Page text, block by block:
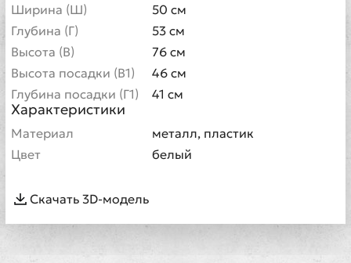
Ширина (Ш)
50 см
Глубина (Г)
53 см
Высота (В)
76 см
Высота посадки (В1)
46 см
Глубина посадки (Г1)
41 см
Характеристики
Материал
металл, пластик
Цвет
белый
Скачать 3D-модель